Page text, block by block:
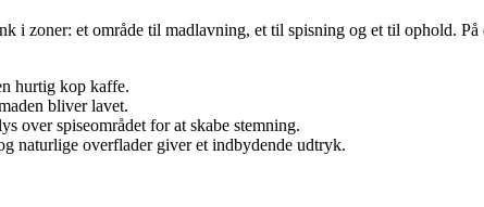
zoner: et område til madlavning, et til spisning og et til ophold.
hurtig kop kaffe.
bliver lavet.
over spiseområdet for at skabe stemning.
naturlige overflader giver et indbydende udtryk.